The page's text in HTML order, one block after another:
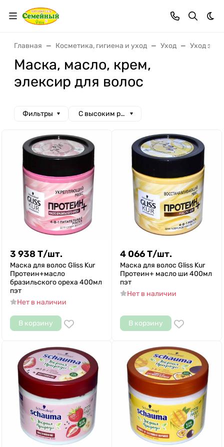
Главная Косметика, гигиена и уход Уход Уход за
Маска, масло, крем,
элексир для волос
Фильтры С высоким рейтингом
3 938 Т/шт.
Маска для волос Gliss Kur
Протеин+масло
бразильского ореха 400мл
пэт
Нет в наличии
В корзину
4 066Т/шт.
Маска для волос Gliss Kur
Протеин+ масло ши 400мл
пэт
Нет в наличии
В корзину